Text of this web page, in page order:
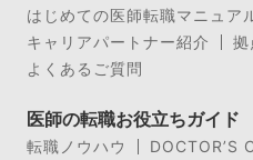
はじめての医師転職マニュア
キャリアパートナー紹介
拠
よくあるご質問
医師の転職お役立ちガイド
転職ノウハウ
DOCTOR’S